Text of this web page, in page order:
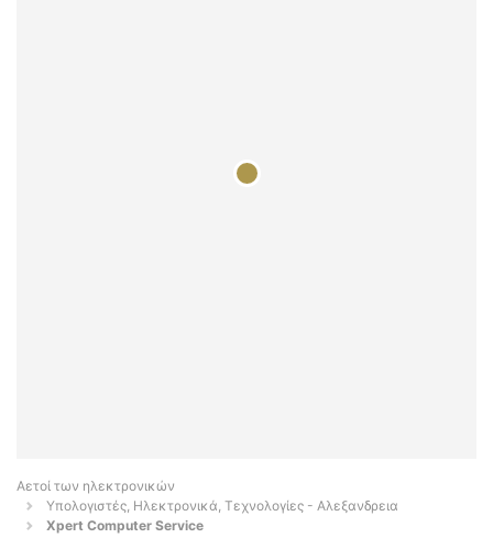
Αετοί των ηλεκτρονικών
Υπολογιστές, Ηλεκτρονικά, Τεχνολογίες - Αλεξανδρεια
Xpert Computer Service